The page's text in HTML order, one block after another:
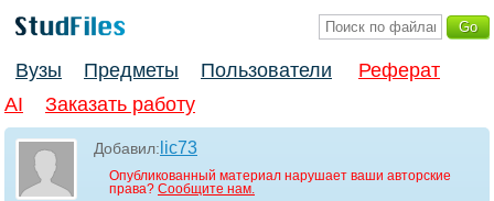
Вузы Предметы Пользователи
Реферат
AI
Заказать работу
Добавил: lic73
Опубликованный материал нарушает ваши авторские
права? Сообщите нам.